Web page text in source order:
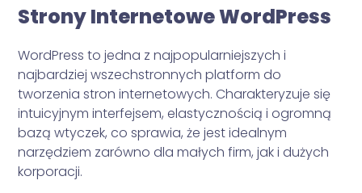
Strony Internetowe WordPress
WordPress to jedna z najpopularniejszych i
najbardziej wszechstronnych platform do
tworzenia stron internetowych. Charakteryzuje się
intuicyjnym interfejsem, elastycznością i ogromną
bazą wtyczek, co sprawia, że jest idealnym
narzędziem zarówno dla małych firm, jak i dużych
korporacji.